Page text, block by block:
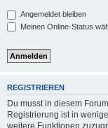
Angemeldet bleiben
Meinen Online-Status
REGISTRIEREN
Du musst in diesem
Registrierung ist in
weitere Funktionen